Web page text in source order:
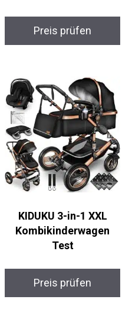
Preis prüfen
KIDUKU 3-in-1 XXL
Kombikinderwagen
Test
Preis prüfen